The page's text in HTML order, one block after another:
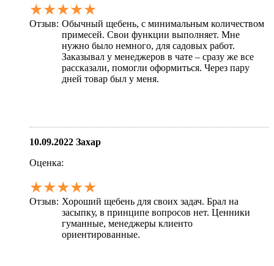
★★★★★
Отзыв: Обычный щебень, с минимальным количеством
примесей. Свои функции выполняет. Мне
нужно было немного, для садовых работ.
Заказывал у менеджеров в чате – сразу же все
рассказали, помогли оформиться. Через пару
дней товар был у меня.
10.09.2022 Захар
Оценка:
★★★★★
Отзыв: Хороший щебень для своих задач. Брал на
засыпку, в принципе вопросов нет. Ценники
гуманные, менеджеры клиенто
ориентированные.